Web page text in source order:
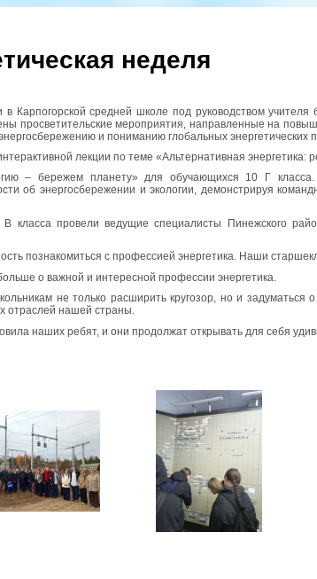
неделя
в Карпогорской средней школе под руководством
просветительские мероприятия, направленные на
и пониманию глобальных энергетических
лекции по теме «Альтернативная энергетика:
– бережем планету» для обучающихся 10 Г класса.
об энергосбережении и экологии, демонстрируя
класса провели ведущие специалисты Пинежского
познакомиться с профессией энергетика. Наши
о важной и интересной профессии энергетика.
не только расширить кругозор, но и
отраслей нашей страны.
наших ребят, и они продолжат открывать для себя